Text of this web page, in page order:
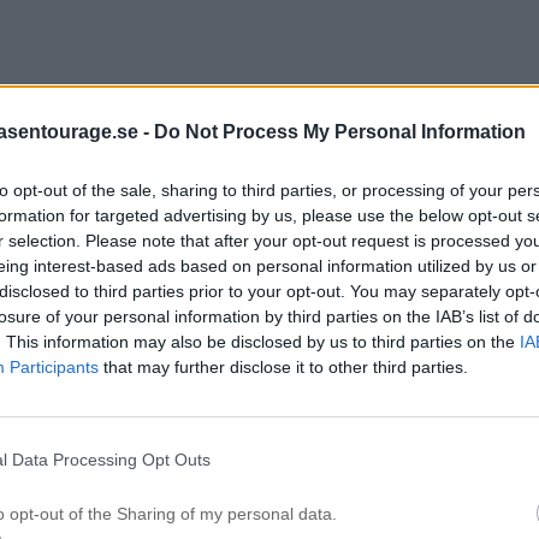
- Do Not Process My Personal Information
opt-out of the sale, sharing to third parties, or processing of your
for targeted advertising by us, please use the below opt-out
selection. Please note that after your opt-out request is processed
interest-based ads based on personal information utilized by us
to third parties prior to your opt-out. You may separately
of your personal information by third parties on the IAB’s list of
This information may also be disclosed by us to third parties on the
Participants that may further disclose it to other third parties.
Data Processing Opt Outs
opt-out of the Sharing of my personal data.
tillsammans (kan ärligt talat inte minnas när jag tränade
Därefter åkte vi hem och gjorde oss i ordning för att sedan….
var den 6:e november så alltså nästan 3(!) månader
bokat bort på Totale och började med ett glas riktigt gott